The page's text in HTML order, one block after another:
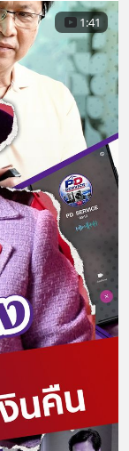
1:41